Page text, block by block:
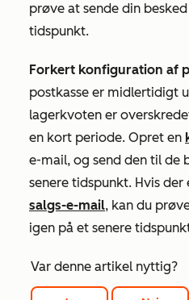
prøve at sende din
tidspunkt.
Forkert konfiguration af
postkasse er midlertidigt
lagerkvoten er
en kort periode. Opret en
e-mail, og send den til de
senere tidspunkt. Hvis der
salgs-e-mail, kan du
igen på et senere
Var denne artikel nyttig?